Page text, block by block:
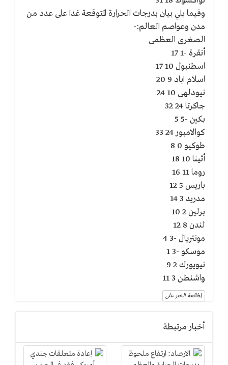
وفيما يلي بيان بدرجات الحرارة المتوقعة غدا على عدد من
مدن وعواصم العالم:-
الصغرى العظمى
أنقرة -1 17
اسطنبول 10 17
اسلام اباد 9 20
نيودلهى 10 24
جاكرتا 24 32
بكين -5 5
كوالامبور 24 33
طوكيو 0 8
أثينا 10 18
روما 11 16
باريس 5 12
مدريد 3 14
برلين 2 10
لندن 8 12
مونتريال -3 4
موسكو -3 1
نيويورك 2 9
واشنطن 3 11
لمطالعة الخبر على
أخبار مرتبطة